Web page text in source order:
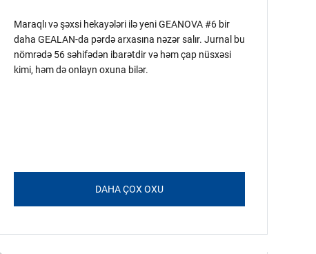
Maraqlı və şəxsi hekayələri ilə yeni GEANOVA #6 bir
daha GEALAN-da pərdə arxasına nəzər salır. Jurnal bu
nömrədə 56 səhifədən ibarətdir və həm çap nüsxəsi
kimi, həm də onlayn oxuna bilər.
DAHA ÇOX OXU